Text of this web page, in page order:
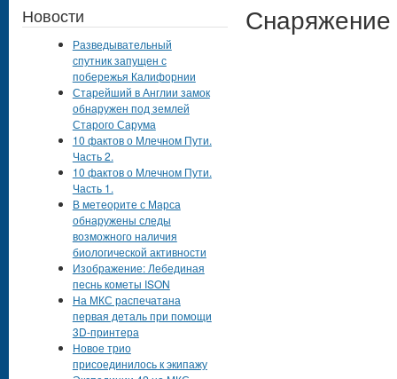
Снаряжение
Новости
Разведывательный
спутник запущен с
побережья Калифорнии
Старейший в Англии замок
обнаружен под землей
Старого Сарума
10 фактов о Млечном Пути.
Часть 2.
10 фактов о Млечном Пути.
Часть 1.
В метеорите с Марса
обнаружены следы
возможного наличия
биологической активности
Изображение: Лебединая
песнь кометы ISON
На МКС распечатана
первая деталь при помощи
3D-принтера
Новое трио
присоединилось к экипажу